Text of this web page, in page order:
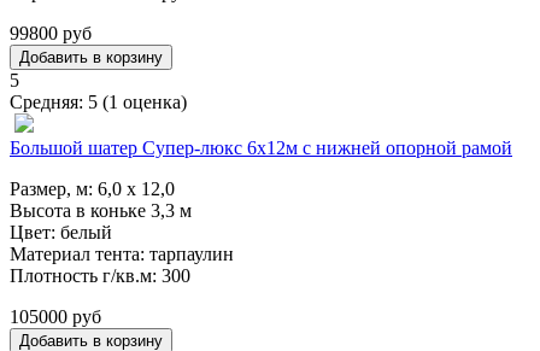
99800 руб
5
Средняя: 5 (1 оценка)
Большой шатер Супер-люкс 6х12м с нижней опорной рамой
Размер, м: 6,0 х 12,0
Высота в коньке 3,3 м
Цвет: белый
Материал тента: тарпаулин
Плотность г/кв.м: 300
105000 руб